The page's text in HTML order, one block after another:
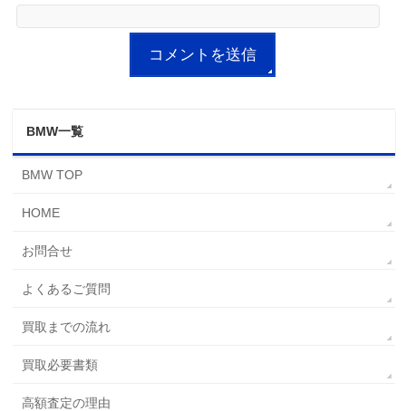
BMW一覧
BMW TOP
HOME
お問合せ
よくあるご質問
買取までの流れ
買取必要書類
高額査定の理由